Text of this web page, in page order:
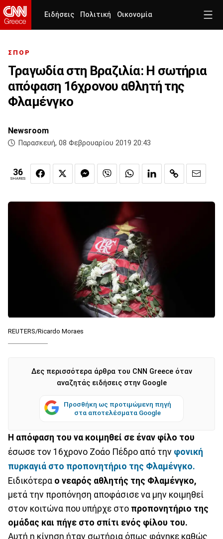
Ειδήσεις Πολιτική Οικονομία
ΣΠΟΡ
Τραγωδία στη Βραζιλία: Η σωτήρια
απόφαση 16χρονου αθλητή της
Φλαμένγκο
Newsroom
Παρασκευή, 08 Φεβρουαρίου 2019 20:43
36
SHARES
REUTERS/Ricardo Moraes
Δες περισσότερα άρθρα του CNN Greece όταν
αναζητάς ειδήσεις στην Google
Προσθήκη ως προτιμώμενη πηγή
στα αποτελέσματα Google
H απόφαση του να κοιμηθεί σε έναν φίλο του
έσωσε τον 16χρονο Ζοάο Πέδρο από την φονική
πυρκαγιά στο προπονητήριο της Φλαμένγκο.
Ειδικότερα ο νεαρός αθλητής της Φλαμένγκο,
μετά την προπόνηση αποφάσισε να μην κοιμηθεί
στον κοιτώνα που υπήρχε στο προπονητήριο της
ομάδας και πήγε στο σπίτι ενός φίλου του.
Αυτή η κίνηση ήταν σωτήρια όπως φάνηκε καθώς